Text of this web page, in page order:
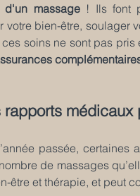
d'un massage ! Ils font
votre bien-être, soulager
soins ne sont pas
rapports médicaux
passée, certaines
de massages
être et thérapie, et peut